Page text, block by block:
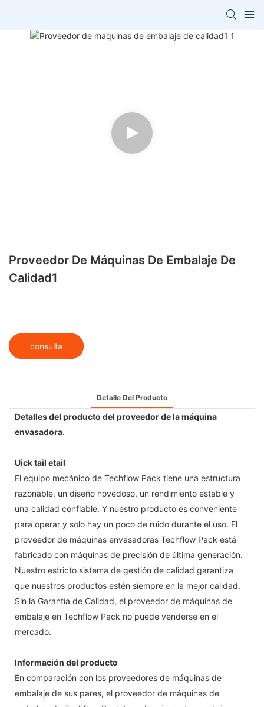
Proveedor De Máquinas De Embalaje De
Calidad1
consulta
Detalle Del Producto
Detalles del producto del proveedor de la máquina
envasadora.
Uick tail etail
El equipo mecánico de Techflow Pack tiene una estructura
razonable, un diseño novedoso, un rendimiento estable y
una calidad confiable. Y nuestro producto es conveniente
para operar y solo hay un poco de ruido durante el uso. El
proveedor de máquinas envasadoras Techflow Pack está
fabricado con máquinas de precisión de última generación.
Nuestro estricto sistema de gestión de calidad garantiza
que nuestros productos estén siempre en la mejor calidad.
Sin la Garantía de Calidad, el proveedor de máquinas de
embalaje en Techflow Pack no puede venderse en el
mercado.
Información del producto
En comparación con los proveedores de máquinas de
embalaje de sus pares, el proveedor de máquinas de